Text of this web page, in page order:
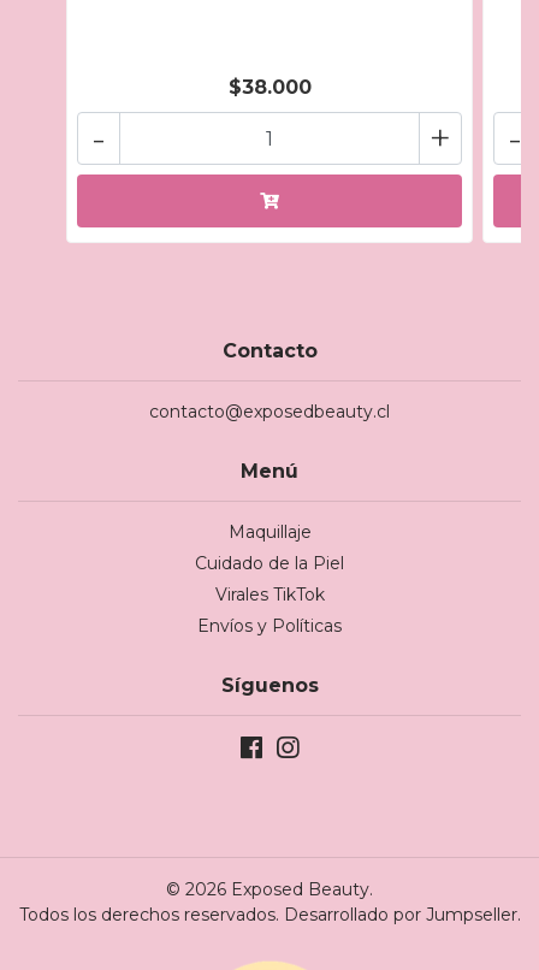
$38.000
+
- -
Contacto
contacto@exposedbeauty.cl
Menú
Maquillaje
Cuidado de la Piel
Virales TikTok
Envíos y Políticas
Síguenos
© 2026 Exposed Beauty.
Todos los derechos reservados. Desarrollado por Jumpseller.